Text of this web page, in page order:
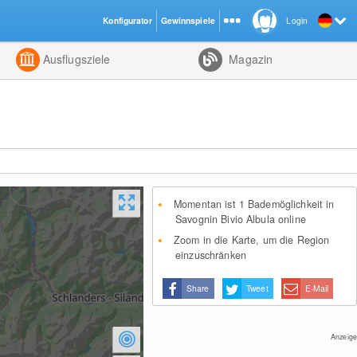
Kombiniert
Ausflugsziele Magazin
Momentan ist 1 Bademöglichkeit in
Savognin Bivio Albula online
Zoom in die Karte, um die Region
einzuschränken
Share Tweet E-Mail
Anzeige
Login
Konfigurator Gewinnspiele